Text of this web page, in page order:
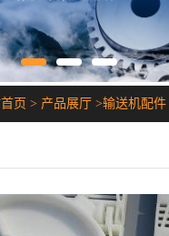
页 > 产品展厅 >输送机配件